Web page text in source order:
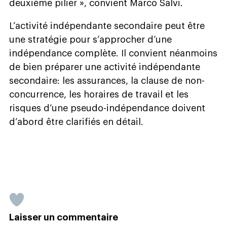
deuxième pilier », convient Marco Salvi.
L’activité indépendante secondaire peut être
une stratégie pour s’approcher d’une
indépendance complète. Il convient néanmoins
de bien préparer une activité indépendante
secondaire: les assurances, la clause de non-
concurrence, les horaires de travail et les
risques d’une pseudo-indépendance doivent
d’abord être clarifiés en détail.
Laisser un commentaire